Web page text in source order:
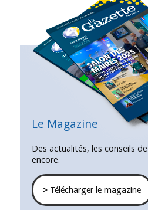
Le Magazine
Des actualités, les conseils
encore.
>Télécharger le magazine